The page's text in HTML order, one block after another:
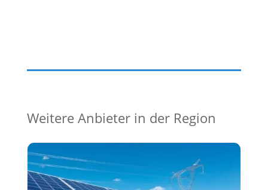
Weitere Anbieter in der Region